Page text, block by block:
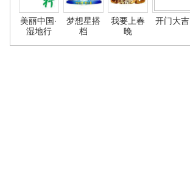
美丽中国·
湿地行
梦想星搭
档
我要上春
晚
开门大吉